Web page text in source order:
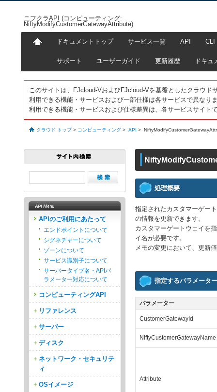
ニフクラAPI (コンピューティング:
NiftyModifyCustomerGatewayAttribute)
ドキュメントトップ サービス一覧 API CLI
サポート ユーザーガイド 更新履歴 ドキュ
このサイトは、FJcloud-VおよびFJcloud-Vを基盤としたクラウド
利用できる機能・サービスおよび一部仕様は各サービスで異なり
利用できる機能・サービスおよび仕様差異は、各サービスサイト
クラウド トップ > コンピューティング > API >
処理概要
指定されたカスタマーゲー
の情報を更新できます。
カスタマーゲートウェイを
イ名が必要です。
メモの変更において、更新
指定するパラメーター
パラメーター
CustomerGatewayId
NiftyCustomerGatewayName
Attribute
APIのご利用にあたって
エンドポイントについて
シグネチャーについて
ゾーンについて
サービス識別子について
サーバータイプ名・APIパ
ラメーター対応について
コンピューティングAPI
リファレンス
サーバー
ディスク
ネットワーク・セキュリテ
ィ
OSイメージ